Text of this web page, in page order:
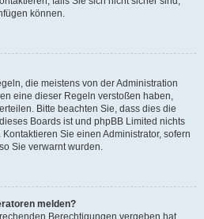
können.
die meistens von der Administration
eine dieser Regeln verstoßen haben,
Bitte beachten Sie, dass dies die
Boards ist und phpBB Limited nichts
Sie einen Administrator, sofern
Sie verwarnt wurden.
melden?
Berechtigungen vergeben hat,